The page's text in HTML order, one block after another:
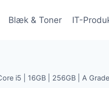
Blæk & Toner IT-
i5 | 16GB | 256GB | A Grade